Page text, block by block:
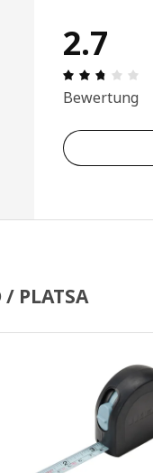
2.7
Bewertung
PLATSA